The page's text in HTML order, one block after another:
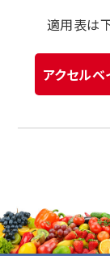
適用表は
アクセル